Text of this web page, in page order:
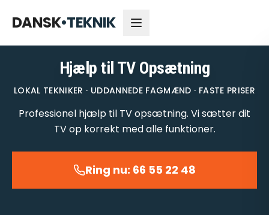
DANSK•TEKNIK
Åbent nu
Hjælp til TV Opsætning
LOKAL TEKNIKER · UDDANNEDE FAGMÆND · FASTE PRISER
Professionel hjælp til TV opsætning. Vi sætter dit
TV op korrekt med alle funktioner.
Ring nu: 66 55 22 48